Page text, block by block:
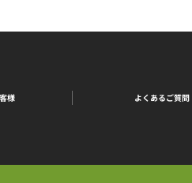
様 よくあるご質問